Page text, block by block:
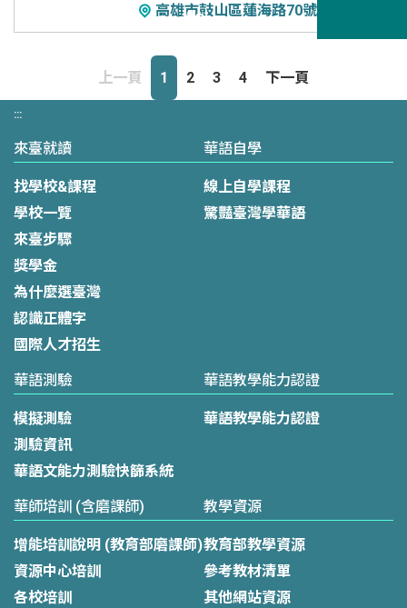
高雄市鼓山區蓮海路70號
上一頁 1 2 3 4 下一頁
:::
來臺就讀
找學校&課程
學校一覽
來臺步驟
獎學金
為什麼選臺灣
認識正體字
國際人才招生
華語自學
線上自學課程
驚豔臺灣學華語
華語測驗
模擬測驗
測驗資訊
華語文能力測驗快篩系統
華語教學能力認證
華語教學能力認證
華師培訓 (含磨課師)
增能培訓說明 (教育部磨課師)
資源中心培訓
各校培訓
教學資源
教育部教學資源
參考教材清單
其他網站資源